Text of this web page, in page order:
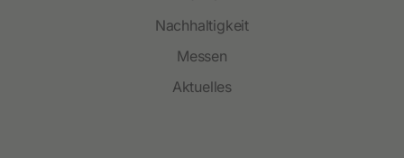
Nachhaltigkeit
Messen
Aktuelles